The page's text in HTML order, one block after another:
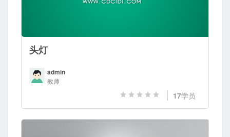
头灯
admin
教师
17学员